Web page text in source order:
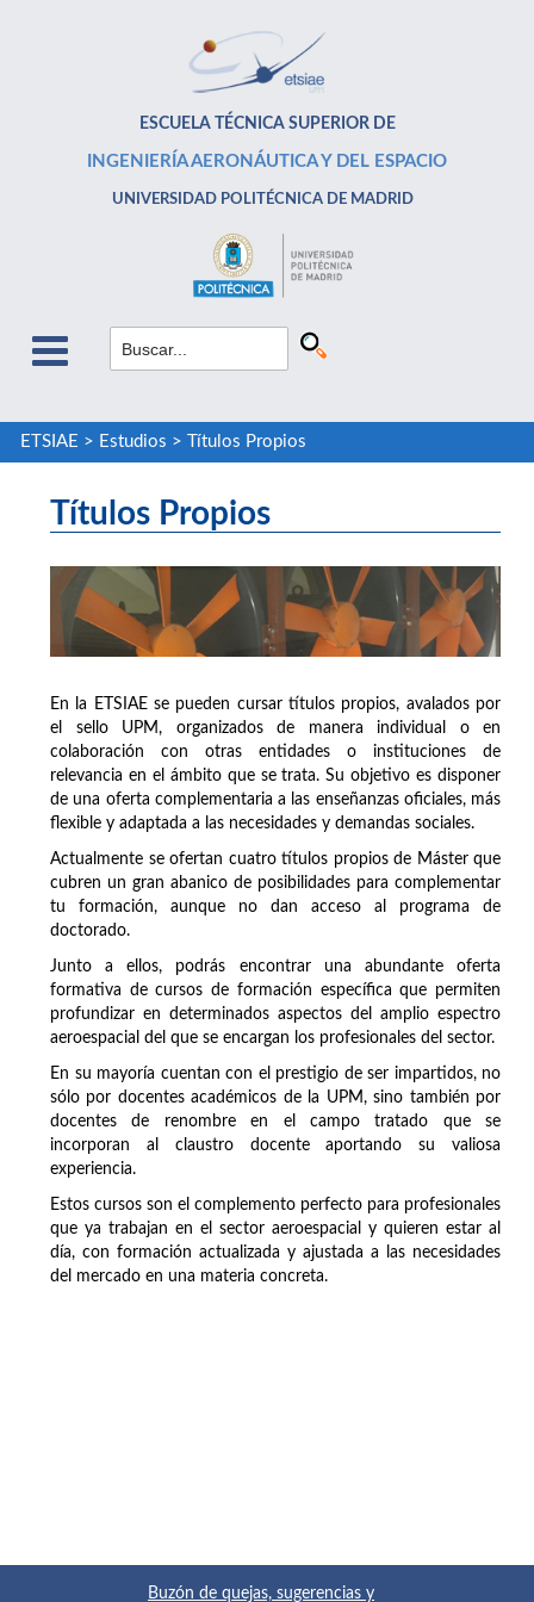
ESCUELA TÉCNICA SUPERIOR DE
INGENIERÍA AERONÁUTICA Y DEL ESPACIO
UNIVERSIDAD POLITÉCNICA DE MADRID
ETSIAE > Estudios > Títulos Propios
Títulos Propios
En la ETSIAE se pueden cursar títulos propios, avalados por
el sello UPM, organizados de manera individual o en
colaboración con otras entidades o instituciones de
relevancia en el ámbito que se trata. Su objetivo es disponer
de una oferta complementaria a las enseñanzas oficiales, más
flexible y adaptada a las necesidades y demandas sociales.
Actualmente se ofertan cuatro títulos propios de Máster que
cubren un gran abanico de posibilidades para complementar
tu formación, aunque no dan acceso al programa de
doctorado.
Junto a ellos, podrás encontrar una abundante oferta
formativa de cursos de formación específica que permiten
profundizar en determinados aspectos del amplio espectro
aeroespacial del que se encargan los profesionales del sector.
En su mayoría cuentan con el prestigio de ser impartidos, no
sólo por docentes académicos de la UPM, sino también por
docentes de renombre en el campo tratado que se
incorporan al claustro docente aportando su valiosa
experiencia.
Estos cursos son el complemento perfecto para profesionales
que ya trabajan en el sector aeroespacial y quieren estar al
día, con formación actualizada y ajustada a las necesidades
del mercado en una materia concreta.
Buzón de quejas, sugerencias y